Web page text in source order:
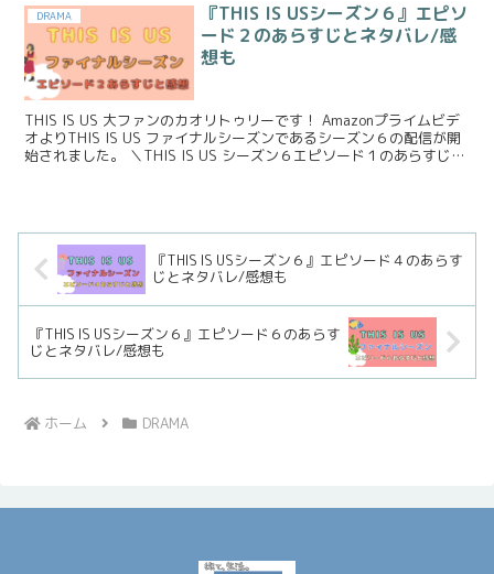
DRAMA
『THIS IS USシーズン６』エピソ
ード２のあらすじとネタバレ/感
想も
THIS IS US 大ファンのカオリトゥリーです！ Amazonプライムビデ
オよりTHIS IS US ファイナルシーズンであるシーズン６の配信が開
始されました。 ＼THIS IS US シーズン６エピソード１のあらすじと
『THIS IS USシーズン６』エピソード４のあらす
じとネタバレ/感想も
『THIS IS USシーズン６』エピソード６のあらす
じとネタバレ/感想も
ホーム DRAMA